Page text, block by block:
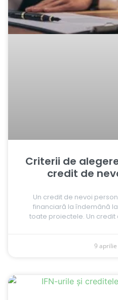
Criterii de
credit de
Un credit de nevoi
financiară la îndemână
toate proiectele. Un
9 aprilie